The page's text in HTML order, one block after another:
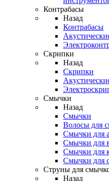
Контрабасы
Назад
Контрабасы
Скрипки
Назад
Скрипки
Смычки
Назад
Смычки
Волосы для
Смычки для
Смычки для
Смычки для
Смычки для
Струны для
Назад